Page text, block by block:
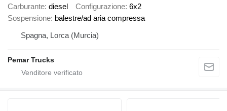
Carburante diesel Configurazione 6x2
Sospensione balestre/ad aria compressa
Spagna, Lorca (Murcia)
Pemar Trucks